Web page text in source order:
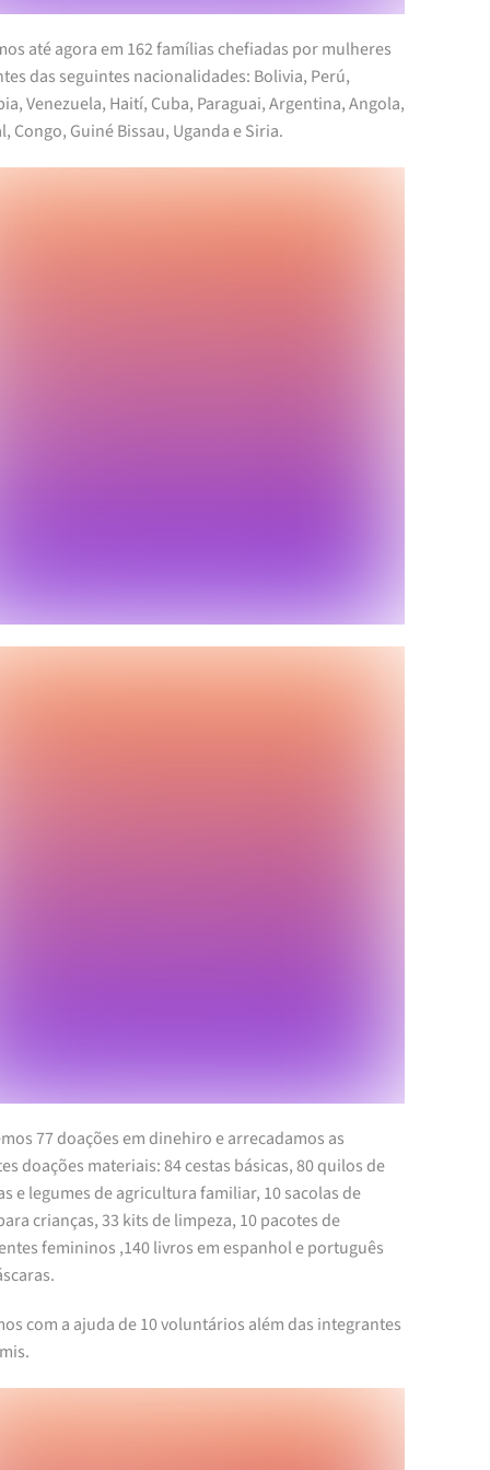
até agora em 162 famílias chefiadas por mulheres
das seguintes nacionalidades: Bolivia, Perú,
Venezuela, Haití, Cuba, Paraguai, Argentina, Angola,
Congo, Guiné Bissau, Uganda e Siria.
77 doações em dinehiro e arrecadamos as
doações materiais: 84 cestas básicas, 80 quilos de
e legumes de agricultura familiar, 10 sacolas de
crianças, 33 kits de limpeza, 10 pacotes de
femininos ,140 livros em espanhol e português
com a ajuda de 10 voluntários além das integrantes